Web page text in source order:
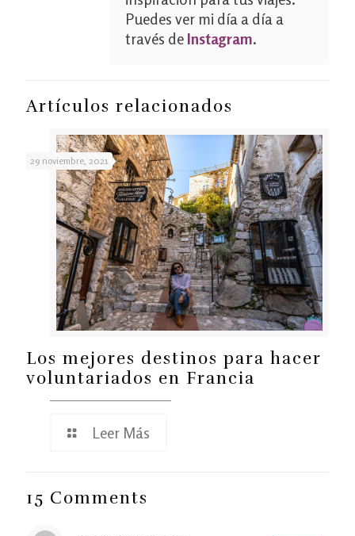
Puedes ver mi día a día a
través deInstagram.
Artículos relacionados
29 noviembre, 2021
Los mejores destinos para hacer
voluntariados en Francia
Leer Más
15 Comments